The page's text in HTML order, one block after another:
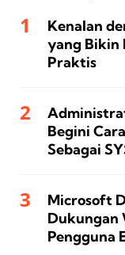
Kenalan
yang Bikin
Praktis
Begini
Sebagai
Microsoft
Dukungan
Pengguna